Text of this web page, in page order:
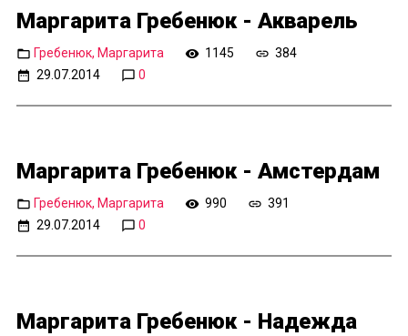
Маргарита Гребенюк - Акварель
Гребенюк, Маргарита 1145
384
29.07.2014
0
Маргарита Гребенюк - Амстердам
Гребенюк, Маргарита 990
391
29.07.2014
0
Маргарита Гребенюк - Надежда